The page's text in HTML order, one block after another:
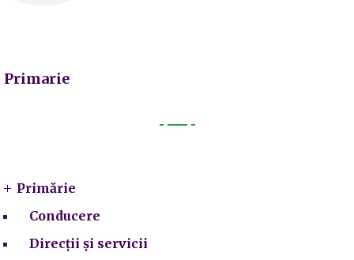
Primarie
Primărie
Conducere
Direcții și servicii